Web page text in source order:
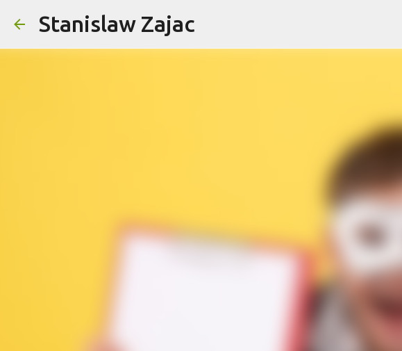
Stanislaw Zajac